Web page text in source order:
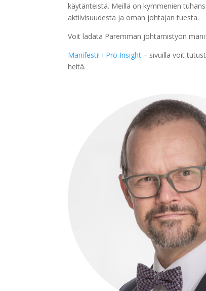
käytänteistä. Meillä on kymmenien
aktiivisuudesta ja oman johtajan tuesta.
Voit ladata Paremman johtamistyön
Manifesti! I Pro Insight – sivuilla voit
heitä.